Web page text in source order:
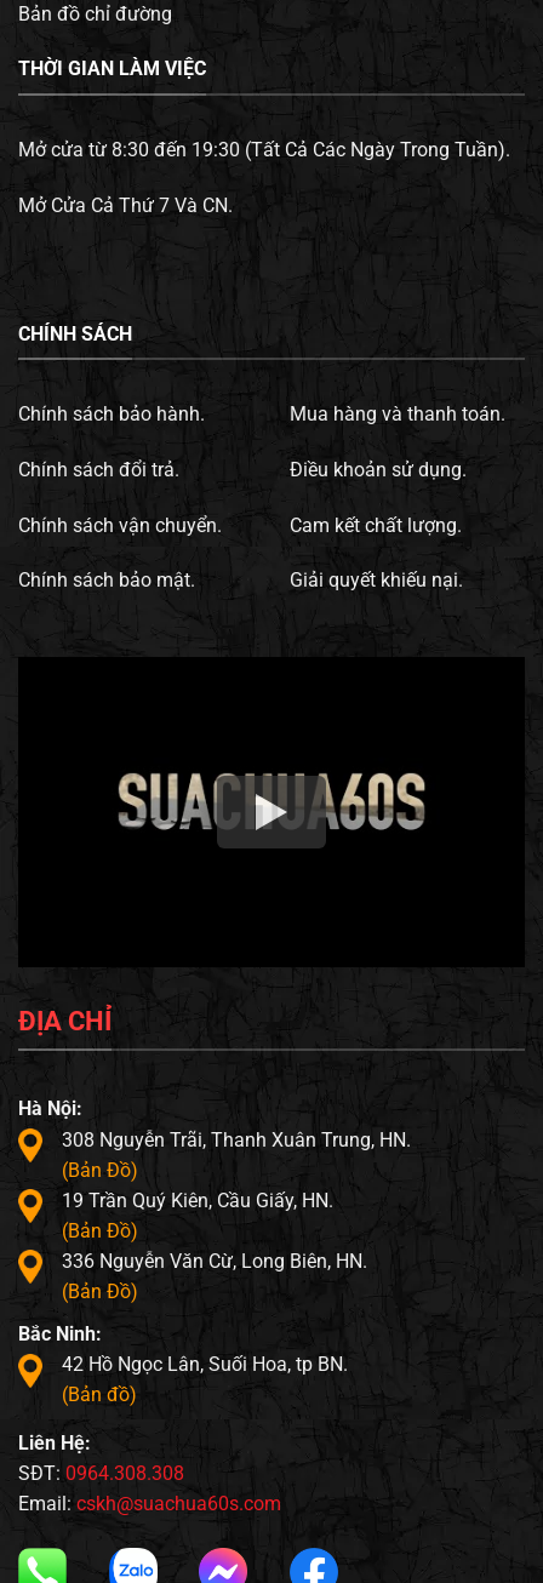
Bản đồ chỉ đường
THỜI GIAN LÀM VIỆC
Mở cửa từ 8:30 đến 19:30 (Tất Cả Các Ngày Trong Tuần).
Mở Cửa Cả Thứ 7 Và CN.
CHÍNH SÁCH
Chính sách bảo hành.
Chính sách đổi trả.
Chính sách vận chuyển.
Chính sách bảo mật.
Mua hàng và thanh toán.
Điều khoản sử dụng.
Cam kết chất lượng.
Giải quyết khiếu nại.
ĐỊA CHỈ
Hà Nội:
308 Nguyễn Trãi, Thanh Xuân Trung, HN.
(Bản Đồ)
19 Trần Quý Kiên, Cầu Giấy, HN.
(Bản Đồ)
336 Nguyễn Văn Cừ, Long Biên, HN.
(Bản Đồ)
Bắc Ninh:
42 Hồ Ngọc Lân, Suối Hoa, tp BN.
(Bản đồ)
Liên Hệ:
SĐT: 0964.308.308
Email: cskh@suachua60s.com